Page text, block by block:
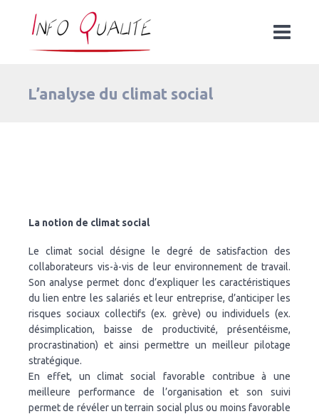
L’analyse du climat social
La notion de climat social
Le climat social désigne le degré de satisfaction des
collaborateurs vis-à-vis de leur environnement de travail.
Son analyse permet donc d’expliquer les caractéristiques
du lien entre les salariés et leur entreprise, d’anticiper les
risques sociaux collectifs (ex. grève) ou individuels (ex.
désimplication, baisse de productivité, présentéisme,
procrastination) et ainsi permettre un meilleur pilotage
stratégique.
En effet, un climat social favorable contribue à une
meilleure performance de l’organisation et son suivi
permet de révéler un terrain social plus ou moins favorable